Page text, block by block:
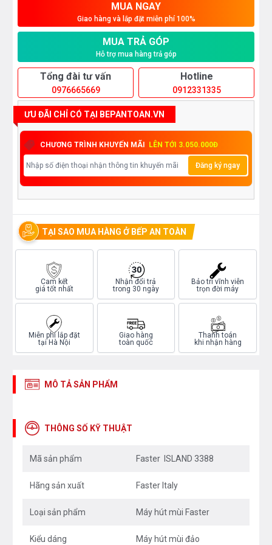
MUA NGAY
Giao hàng và lắp đặt miễn phí 100%
MUA TRẢ GÓP
Hỗ trợ mua hàng trả góp
Tổng đài tư vấn
0976665669
Hotline
0912331335
ƯU ĐÃI CHỈ CÓ TẠI BEPANTOAN.VN
CHƯƠNG TRÌNH KHUYẾN MÃI LÊN TỚI 3.050.000Đ
Đăng ký ngay
TẠI SAO MUA HÀNG Ở BẾP AN TOÀN
Cam kết
giá tốt nhất
Nhận đổi trả
trong 30 ngày
Bảo trì vĩnh viễn
trọn đời máy
Miễn phí lắp đặt
tại Hà Nội
Giao hàng
toàn quốc
Thanh toán
khi nhận hàng
MÔ TẢ SẢN PHẨM
THÔNG SỐ KỸ THUẬT
Mã sản phẩm Faster ISLAND 3388
Hãng sản xuất Faster Italy
Loại sản phẩm Máy hút mùi Faster
Kiểu dáng Máy hút mùi đảo